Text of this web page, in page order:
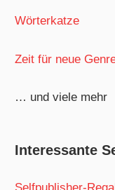
Wörterkatze
Zeit für neue
… und viele mehr
Interessante